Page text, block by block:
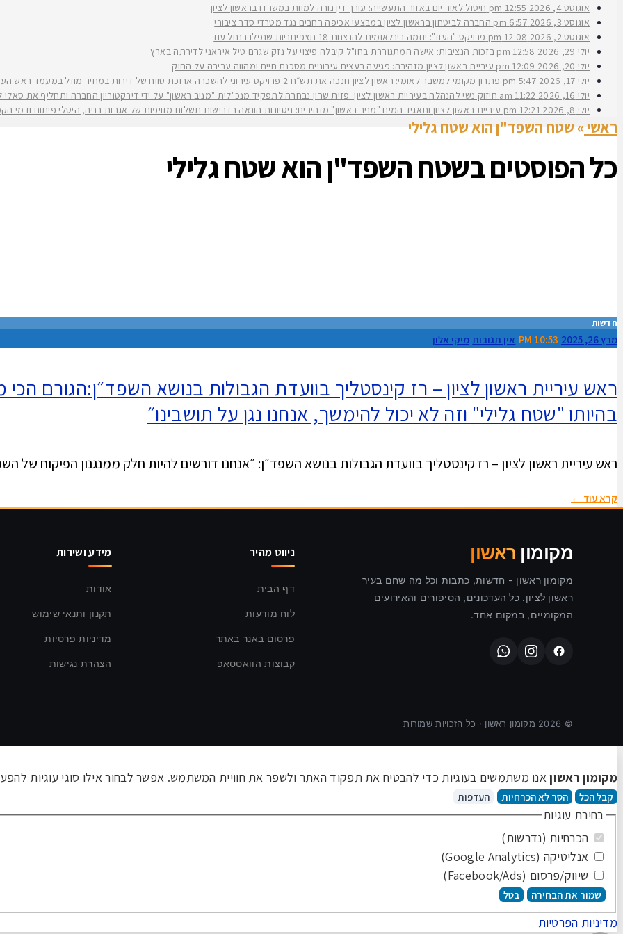
אוגוסט 4, 2026
12:55 pm
חיסול לאור יום באזור התעשייה: עורך דין נורה למוות במשרדו בראשון לציון
אוגוסט 3, 2026
6:57 pm
החברה לביטחון בראשון לציון במבצעי אכיפה רחבים נגד מטרדי סדר ציבורי
אוגוסט 2, 2026
12:08 pm
פרויקט "העוז": יוזמה בינלאומית להנצחת 18 תצפיתניות שנפלו בנחל עוז
יולי 29, 2026
12:58 pm
בזכות הנציבות: אישה המתגוררת בחו"ל קיבלה פיצוי על נזק שגרם טיל איראני לדירתה בארץ
יולי 20, 2026
12:09 pm
עיריית ראשון לציון מזהירה: פגיעה בעצים עירוניים מסכנת חיים ומהווה עבירה על החוק
יולי 17, 2026
5:47 pm
פתרון מקומי למשבר לאומי: ראשון לציון חנכה את תש״ח 2 פרויקט עירוני להשכרה ארוכת טווח של דירות במחיר מוזל במעמד ראש העירייה רז קינסטליך
יולי 16, 2026
11:22 am
חיזוק נשי להנהלה בעיריית ראשון לציון: פזית שרון נבחרה לתפקיד מנכ"לית "מניב ראשון" על ידי דירקטוריון החברה ותחליף את סאלי לוי שפורשת
יולי 8, 2026
12:21 pm עיריית ראשון לציון ותאגיד המים "מניב ראשון" מזהירים: ניסיונות הונאה בדרישות תשלום מזויפות של אגרות בניה, היטלי פיתוח
ראשי» שטח השפד"ן הוא שטח גלילי
כל הפוסטים בשטח השפד"ן הוא שטח גלילי
חדשות
מרץ 26, 2025 10:53 PM אין תגובות מיקי אלון
ראש עיריית ראשון לציון – רז קינסטליך בוועדת הגבולות בנושא השפד״ן:הגורם
בהיותו "שטח גלילי" וזה לא יכול להימשך, אנחנו נגן על תושבינו״
ראש עיריית ראשון לציון – רז קינסטליך בוועדת הגבולות בנושא השפד״ן: ״אנחנו דורשים להיות חלק ממנגנון הפיקוח של
קרא עוד ←
מקומון ראשון
מקומון ראשון - חדשות, כתבות וכל מה שחם בעיר
ראשון לציון. כל העדכונים, הסיפורים והאירועים
המקומיים, במקום אחד.
ניווט מהיר
דף הבית
לוח מודעות
פרסום באנר באתר
קבוצות הוואטסאפ
מידע ושירות
אודות
תקנון ותנאי שימוש
מדיניות פרטיות
הצהרת נגישות
©
2026 מקומון ראשון · כל הזכויות שמורות
מקומון ראשוןאנו משתמשים בעוגיות כדי להבטיח את תפקוד האתר ולשפר את חוויית המשתמש. אפשר לבחור אילו סוגי עוגיות
קבל הכל הסר לא הכרחיות העדפות
בחירת עוגיות
הכרחיות (נדרשות)
אנליטיקה (Google Analytics)
שיווק/פרסום (Facebook/Ads)
שמור את הבחירה בטל
מדיניות הפרטיות